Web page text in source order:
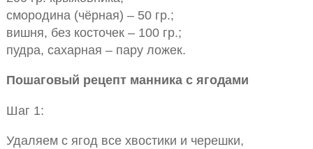
смородина (чёрная) – 50 гр.;
вишня, без косточек – 100 гр.;
пудра, сахарная – пару ложек.
Пошаговый рецепт манника с ягодами
Шаг 1:
Удаляем с ягод все хвостики и черешки,